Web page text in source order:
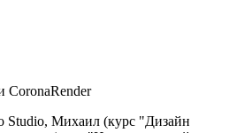
CoronaRender
Studio, Михаил (курс "Дизайн